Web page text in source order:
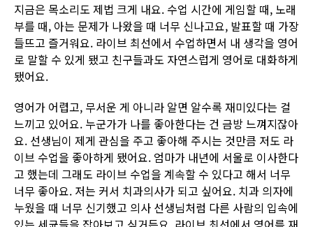
지금은 목소리도 제법 크게 내요. 수업 시간에 게임할 때, 노래
부를 때, 아는 문제가 나왔을 때 너무 신나고요, 발표할 때 가장
들뜨고 즐거워요. 라이브 최선에서 수업하면서 내 생각을 영어
로 말할 수 있게 됐고 친구들과도 자연스럽게 영어로 대화하게
됐어요.
영어가 어렵고, 무서운 게 아니라 알면 알수록 재미있다는 걸
느끼고 있어요. 누군가가 나를 좋아한다는 건 금방 느껴지잖아
요. 선생님이 제게 관심을 주고 좋아해 주시는 것만큼 저도 라
이브 수업을 좋아하게 됐어요. 엄마가 내년에 서울로 이사한다
고 했는데 그래도 라이브 수업을 계속할 수 있다고 해서 너무
너무 좋아요. 저는 커서 치과의사가 되고 싶어요. 치과 의자에
누웠을 때 너무 신기했고 의사 선생님처럼 다른 사람의 입속에